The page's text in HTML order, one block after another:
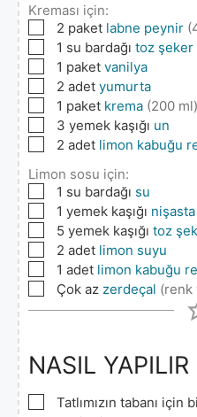
Kreması için:
▢
2 paket labne peynir
▢1 su bardağı toz şeker
▢1 paket vanilya
▢
2 adet yumurta
▢1 paket krema (200 ml)
▢
3 yemek kaşığı un
▢
2 adet limon kabuğu
Limon sosu için:
▢1 su bardağı su
▢1 yemek kaşığı nişasta
▢
5 yemek kaşığı toz
▢
2 adet limon suyu
▢1 adet limon kabuğu
▢
Çok az zerdeçal (renk
NASIL YAPILIR
▢
Tatlımızın tabanı